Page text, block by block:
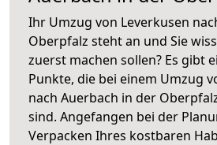
Ihr Umzug von Leverkusen
Oberpfalz steht an und Sie
zuerst machen sollen? Es gibt
Punkte, die bei einem Umzug
nach Auerbach in der
sind. Angefangen bei der
Verpacken Ihres kostbaren